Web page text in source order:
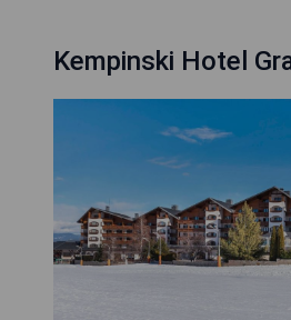
Kempinski Hotel